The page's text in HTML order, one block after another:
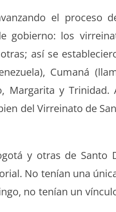
el pro­ce­so
gob­ier­no: los
así se
Cumaná
Mar­gari­ta y
del Vir­reina­to de
y otras de
No tenían una
no tenían un